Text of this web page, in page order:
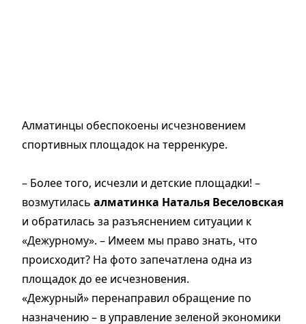
Алматинцы обеспокоены исчезновением
спортивных площадок на терренкуре.
– Более того, исчезли и детские площадки! –
возмутилась алматинка Наталья Веселовская
и обратилась за разъяснением ситуации к
«Дежурному». – Имеем мы право знать, что
происходит? На фото запечатлена одна из
площадок до ее исчезновения.
«Дежурный» перенаправил обращение по
назначению – в управление зеленой экономики